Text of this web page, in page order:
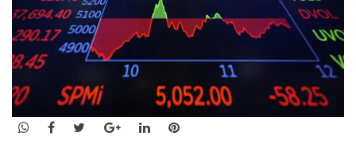
WhatsApp
Facebook
TwitterGoogle+LinkedInPinterest